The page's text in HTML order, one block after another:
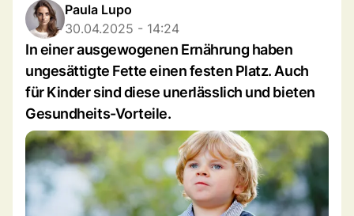
Paula Lupo
30.04.2025 - 14:24
In einer ausgewogenen Ernährung haben
ungesättigte Fette einen festen Platz. Auch
für Kinder sind diese unerlässlich und bieten
Gesundheits-Vorteile.